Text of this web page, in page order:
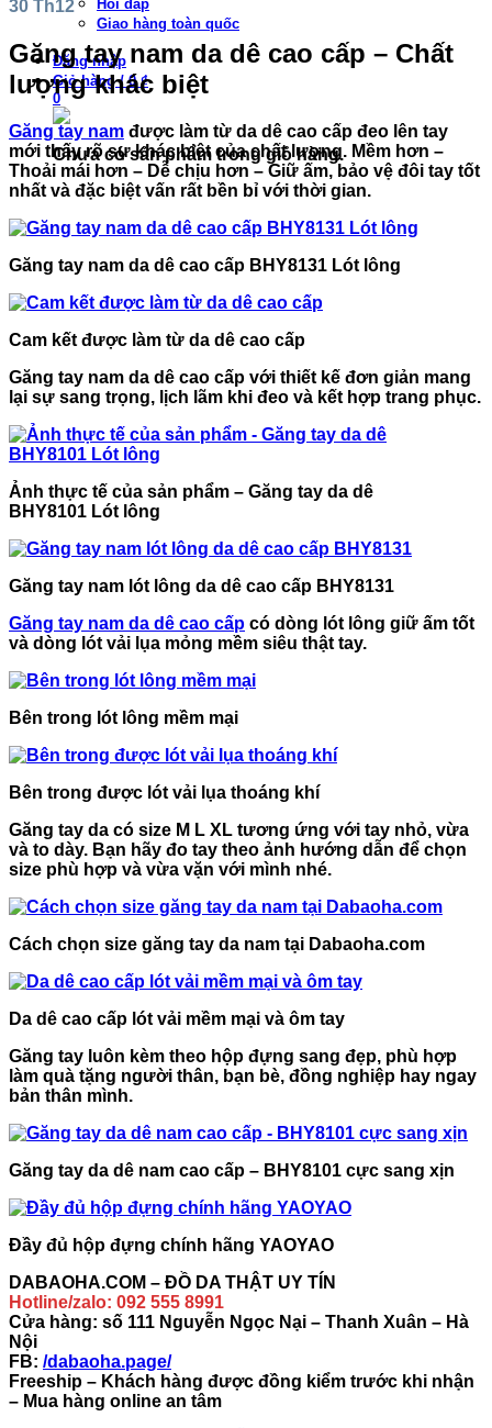
Hỏi đáp
Giao hàng toàn quốc
Đăng nhập
Giỏ hàng /0 ₫
0
Chưa có sản phẩm trong giỏ hàng.
30 Th12
Găng tay nam da dê cao cấp – Chất
lượng khác biệt
Găng tay nam được làm từ da dê cao cấp đeo lên tay
mới thấy rõ sự khác biệt của chất lượng. Mềm hơn –
Thoải mái hơn – Dễ chịu hơn – Giữ ấm, bảo vệ đôi tay tốt
nhất và đặc biệt vấn rất bền bỉ với thời gian.
Găng tay nam da dê cao cấp BHY8131 Lót lông
Cam kết được làm từ da dê cao cấp
Găng tay nam da dê cao cấp với thiết kế đơn giản mang
lại sự sang trọng, lịch lãm khi đeo và kết hợp trang phục.
Ảnh thực tế của sản phẩm – Găng tay da dê
BHY8101 Lót lông
Găng tay nam lót lông da dê cao cấp BHY8131
Găng tay nam da dê cao cấp có dòng lót lông giữ ấm tốt
và dòng lót vải lụa mỏng mềm siêu thật tay.
Bên trong lót lông mềm mại
Bên trong được lót vải lụa thoáng khí
Găng tay da có size M L XL tương ứng với tay nhỏ, vừa
và to dày. Bạn hãy đo tay theo ảnh hướng dẫn để chọn
size phù hợp và vừa vặn với mình nhé.
Cách chọn size găng tay da nam tại Dabaoha.com
Da dê cao cấp lót vải mềm mại và ôm tay
Găng tay luôn kèm theo hộp đựng sang đẹp, phù hợp
làm quà tặng người thân, bạn bè, đồng nghiệp hay ngay
bản thân mình.
Găng tay da dê nam cao cấp – BHY8101 cực sang xịn
Đầy đủ hộp đựng chính hãng YAOYAO
DABAOHA.COM – ĐỒ DA THẬT UY TÍN
Hotline/zalo: 092 555 8991
Cửa hàng: số 111 Nguyễn Ngọc Nại – Thanh Xuân – Hà
Nội
FB: /dabaoha.page/
Freeship – Khách hàng được đồng kiểm trước khi nhận
– Mua hàng online an tâm